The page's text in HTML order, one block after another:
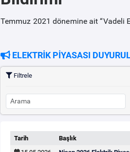
Temmuz 2021 dönemine ait “Vadeli
ELEKTRİK PİYASASI
Filtrele
Tarih Başlık